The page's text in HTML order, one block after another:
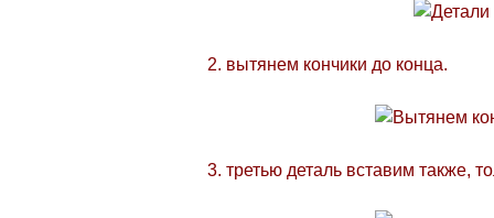
2. вытянем кончики до конца.
3. третью деталь вставим также,